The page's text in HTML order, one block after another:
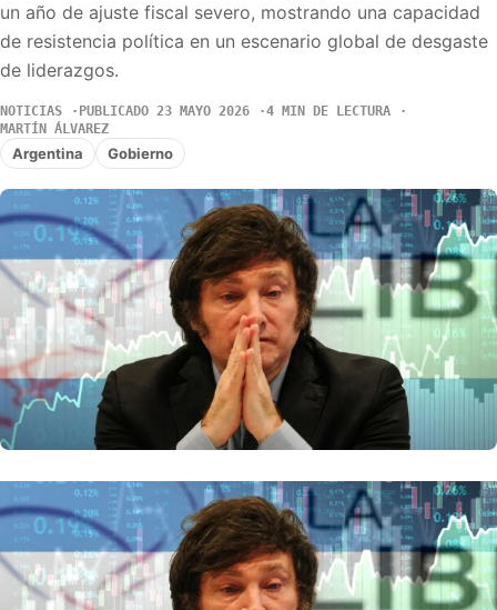
un año de ajuste fiscal severo, mostrando una capacidad
de resistencia política en un escenario global de desgaste
de liderazgos.
NOTICIAS PUBLICADO 23 MAYO 2026
4 MIN DE LECTURA
MARTÍN ÁLVAREZ
Argentina Gobierno